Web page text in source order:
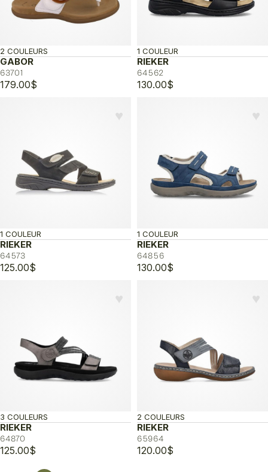
GABOR
63701
2 COULEURS
179.00$
RIEKER
64562
1 COULEUR
130.00$
♥︎
RIEKER
64573
1 COULEUR
125.00$
♥︎
RIEKER
64856
1 COULEUR
130.00$
♥︎
RIEKER
64870
3 COULEURS
125.00$
♥︎
RIEKER
65964
2 COULEURS
120.00$